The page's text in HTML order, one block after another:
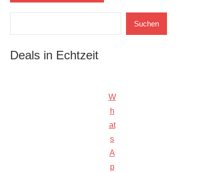
Suchen
Deals in Echtzeit
W
h
at
s
A
p